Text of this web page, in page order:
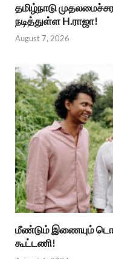
தமிழ்நாடு
நடித்துள்ள H.ராஜா!
August 7, 2026
மீண்டும் இணையும்
கூட்டணி!